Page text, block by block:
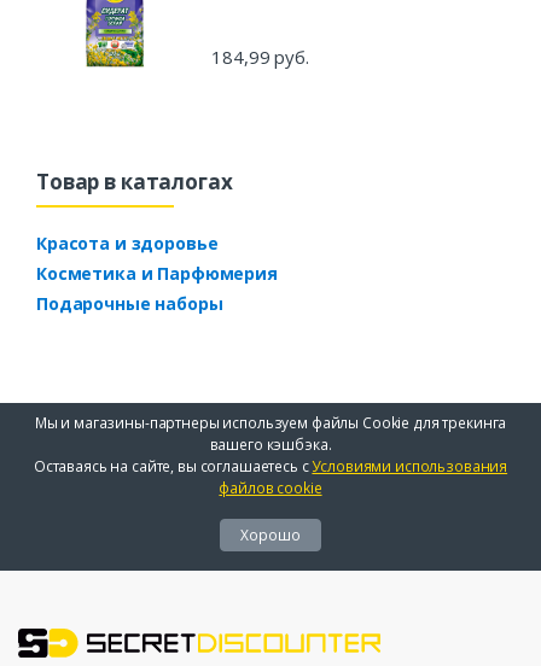
184,99 руб.
Товар в каталогах
Красота и здоровье
Косметика и Парфюмерия
Подарочные наборы
Мы и магазины-партнеры используем файлы Cookie для трекинга
вашего кэшбэка.
Оставаясь на сайте, вы соглашаетесь сУсловиями использования
файлов cookie
Хорошо